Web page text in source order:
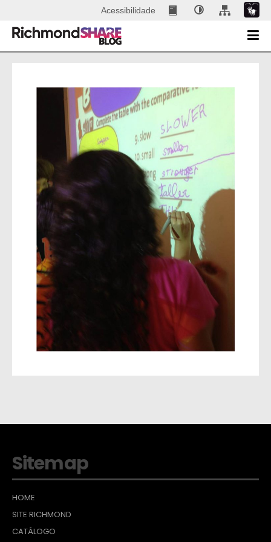
Acessibilidade
Sitemap
HOME
SITE RICHMOND
CATÁLOGO